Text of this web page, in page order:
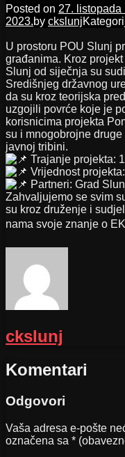
Posted on 27. listopada
2023.by ckslunj
U prostoru POU Slunj
građanima. Kroz
Slunj od siječnja su
Središnjeg državnog
da su kroz teorijska
uzgojili povrće koje je
korisnicima projekta
su i mnogobrojne
javnoj tribini.
Trajanje projekta:
Vrijednost
Partneri: Grad
Zahvaljujemo se svim
su kroz druženje i
nama svoje znanje o
ckslunj
Komentari
Odgovori
Vaša adresa e-pošte
označena sa *